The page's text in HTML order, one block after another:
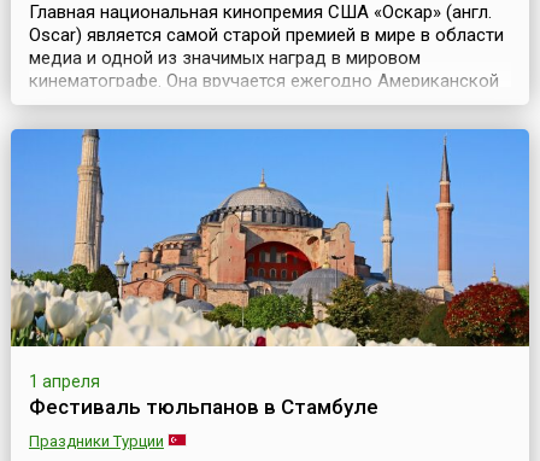
Главная национальная кинопремия США «Оскар» (англ.
Oscar) является самой старой премией в мире в области
медиа и одной из значимых наград в мировом
кинематографе. Она вручается ежегодно Американской
академией киноискусства (Киноакадемией) на
торжественной церемонии, которая традиционно
проходит в февраля – марте в театре «Долби» (англ.
Dolby Theatre, ранее он носил название Kodak) в Лос-
Анджелесе ...
1 апреля
Фестиваль тюльпанов в Стамбуле
Праздники Турции